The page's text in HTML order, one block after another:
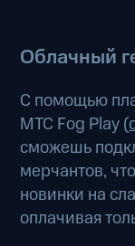
Облачный
С помощью
МТС Fog Play (
сможешь
мерчантов,
новинки на
оплачивая